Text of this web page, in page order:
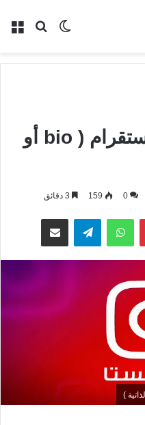
بحث الوضع
ما هو البايو في الانستقرام ( bio أو
0
159
بينتيريستواتساب تيلقرام مشاركة عبر البريد